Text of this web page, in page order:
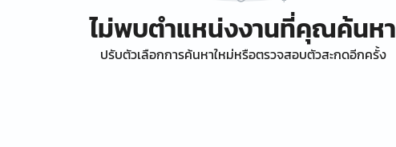
ไม่พบตำแหน่งงานที่คุณค้นหา
ปรับตัวเลือกการค้นหาใหม่หรือตรวจสอบตัวสะกดอีกครั้ง